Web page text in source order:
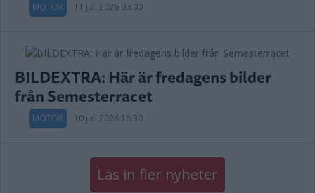
MOTOR 11 juli 2026 06.00
BILDEXTRA: Här är fredagens bilder
från Semesterracet
MOTOR 10 juli 2026 18.30
Läs in fler nyheter